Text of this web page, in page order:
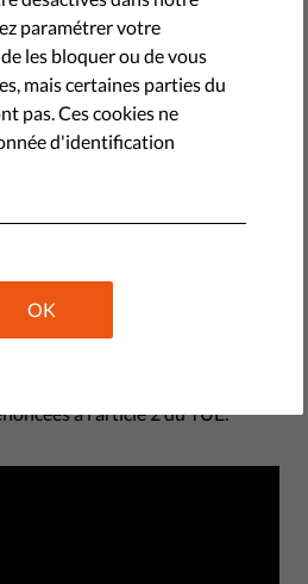
dont la publicité politique est
à l'article 2 du TUE.
paramétrer votre
les bloquer ou de vous
mais certaines parties du
pas. Ces cookies ne
d'identification
OK